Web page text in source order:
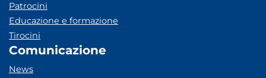
Patrocini
Educazione e formazione
Tirocini
Comunicazione
News